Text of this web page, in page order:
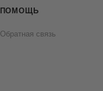
ПОМОЩЬ
Обратная связь